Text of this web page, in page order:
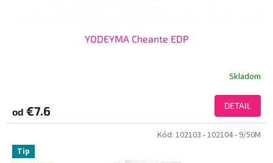
YODEYMA Cheante EDP
Skladom
od €7.6 DETAIL
Tip
Kód: 102103 - 102104- 9/50M